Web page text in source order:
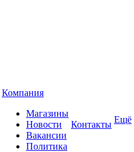
Компания
Магазины
Новости
Вакансии
Политика
Контакты Ещё